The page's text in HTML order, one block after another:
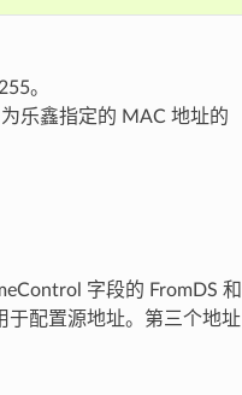
。
乐鑫指定的 MAC 地址的
字段的 FromDS 和
于配置源地址。第三个地址